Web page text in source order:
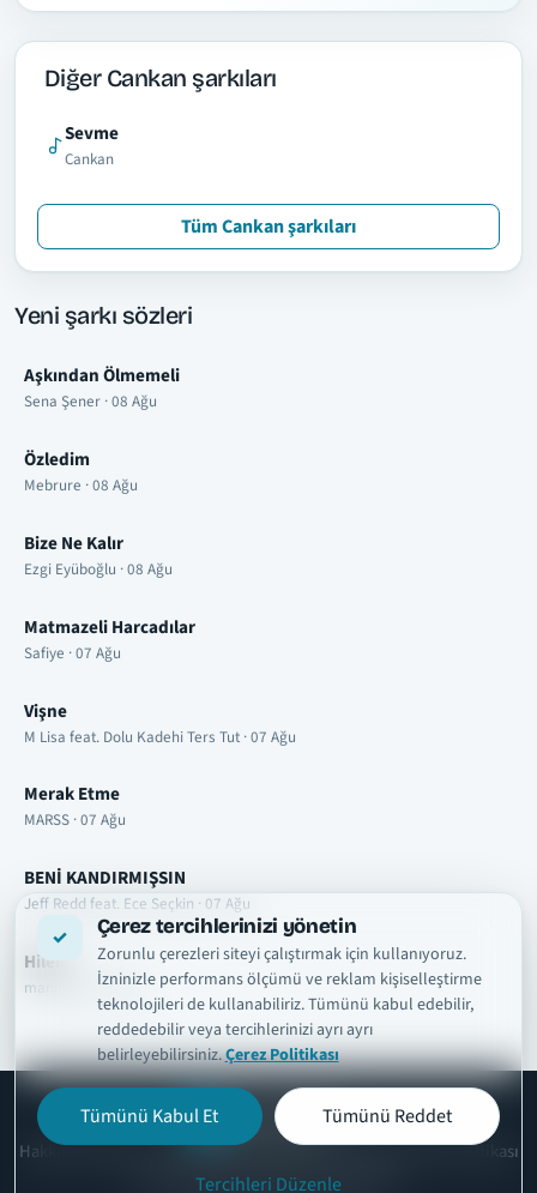
Çerez tercihlerinizi yönetin
Zorunlu çerezleri siteyi çalıştırmak için kullanıyoruz.
İzninizle performans ölçümü ve reklam kişiselleştirme
teknolojileri de kullanabiliriz. Tümünü kabul edebilir,
reddedebilir veya tercihlerinizi ayrı ayrı
belirleyebilirsiniz.Çerez Politikası
Tümünü Kabul Et Tümünü Reddet
Tercihleri Düzenle
Diğer Cankan şarkıları
Sevme
Cankan
Tüm Cankan şarkıları
Yeni şarkı sözleri
Aşkından Ölmemeli
Sena Şener · 08 Ağu
Özledim
Mebrure · 08 Ağu
Bize Ne Kalır
Ezgi Eyüboğlu · 08 Ağu
Matmazeli Harcadılar
Safiye · 07 Ağu
Vişne
M Lisa feat. Dolu Kadehi Ters Tut · 07 Ağu
Merak Etme
MARSS · 07 Ağu
BENİ KANDIRMIŞSIN
Jeff Redd feat. Ece Seçkin · 07 Ağu
Hileli
manifest · 07 Ağu
şarkısözleritr
HakkımızdaTelif ve İçerik Kaldırma Kullanım ŞartlarıGizlilik Politikası
Çerez PolitikasıİletişimÇerez Ayarları